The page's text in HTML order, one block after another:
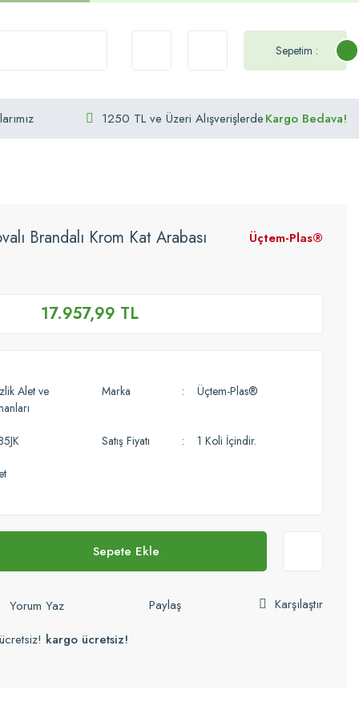
Sepetim :
1250 TL ve Üzeri AlışverişlerdeKargo Bedava!
Brandalı Krom Kat Arabası Üçtem-Plas®
17.957,99 TL
Alet ve
Marka Üçtem-Plas®
Satış Fiyatı 1 Koli İçindir.
Sepete Ekle
Yorum Yaz Paylaş
Karşılaştır
kargo ücretsiz!